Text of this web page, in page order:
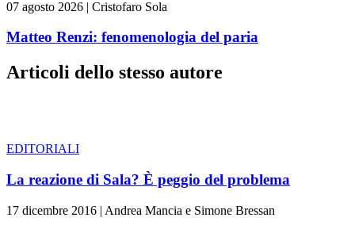
07 agosto 2026 | Cristofaro Sola
Matteo Renzi: fenomenologia del paria
Articoli dello stesso autore
EDITORIALI
La reazione di Sala? È peggio del problema
17 dicembre 2016 | Andrea Mancia e Simone Bressan